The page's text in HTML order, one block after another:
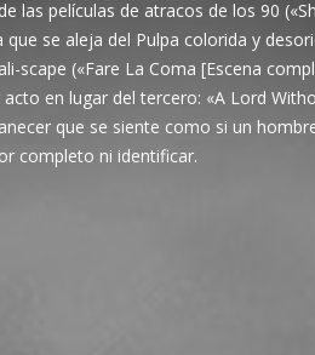
las películas de atracos de los 90
se aleja del Pulpa colorida y
(«Fare La Coma [Escena
en lugar del tercero: «A Lord
que se siente como si un
completo ni identificar.